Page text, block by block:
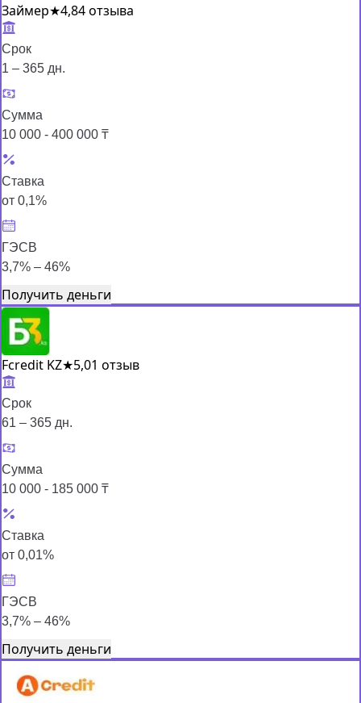
Займер★4,84 отзыва
Срок
1 – 365 дн.
Сумма
10 000 - 400 000 ₸
Ставка
от 0,1%
ГЭСВ
3,7% – 46%
Получить деньги
Fcredit KZ★5,01 отзыв
Срок
61 – 365 дн.
Сумма
10 000 - 185 000 ₸
Ставка
от 0,01%
ГЭСВ
3,7% – 46%
Получить деньги